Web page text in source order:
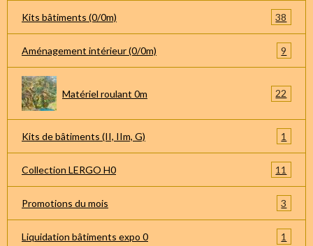
Kits bâtiments (0/0m) 38
Aménagement intérieur (0/0m) 9
Matériel roulant 0m 22
Kits de bâtiments (II, IIm, G) 1
Collection LERGO H0 11
Promotions du mois 3
Liquidation bâtiments expo 0 1